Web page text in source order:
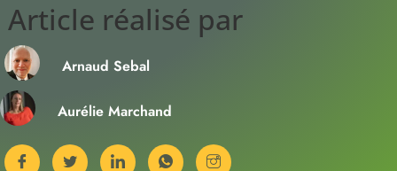
Article réalisé par​
Arnaud Sebal
Aurélie Marchand